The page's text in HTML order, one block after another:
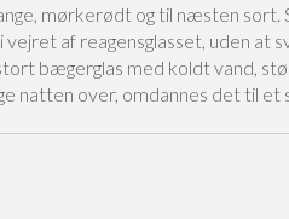
mørkerødt og til næsten
af reagensglasset, uden at
bægerglas med koldt vand,
natten over, omdannes det til et